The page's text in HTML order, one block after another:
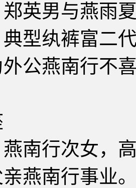
男与燕雨夏
纨裤富二代
公燕南行不
行次女，高
燕南行事业